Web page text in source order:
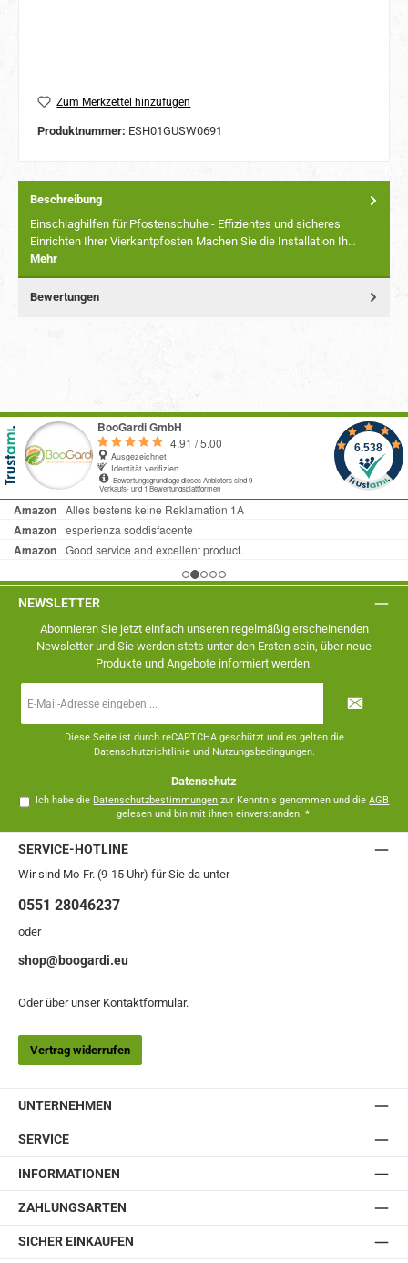
Zum Merkzettel hinzufügen
Produktnummer: ESH01GUSW0691
Beschreibung
Einschlaghilfen für Pfostenschuhe - Effizientes und sicheres
Einrichten Ihrer Vierkantpfosten Machen Sie die Installation Ih…
Mehr
Bewertungen
NEWSLETTER
Abonnieren Sie jetzt einfach unseren regelmäßig erscheinenden
Newsletter und Sie werden stets unter den Ersten sein, über neue
Produkte und Angebote informiert werden.
Mail-
Diese Seite ist durch reCAPTCHA geschützt und es gelten die
Datenschutzrichtlinieund Nutzungsbedingungen.
Datenschutz
Ich habe die Datenschutzbestimmungen zur Kenntnis genommen und dieAGB
gelesen und bin mit ihnen einverstanden. *
SERVICE-HOTLINE
Wir sind Mo-Fr. (9-15 Uhr) für Sie da unter
0551 28046237
oder
shop@boogardi.eu
Oder über unser Kontaktformular.
Vertrag widerrufen
UNTERNEHMEN
SERVICE
INFORMATIONEN
ZAHLUNGSARTEN
SICHER EINKAUFEN